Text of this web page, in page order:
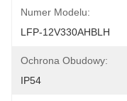
Numer Modelu:
LFP-12V330AHBLH
Ochrona Obudowy:
IP54